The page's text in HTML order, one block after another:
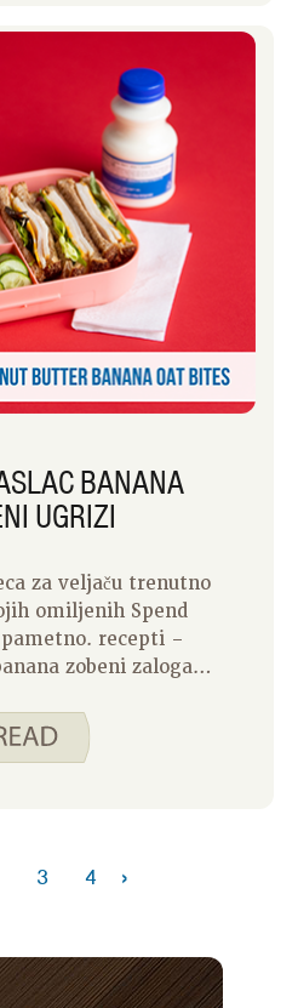
pronaći nešto što
BANANA
UGRIZI
za veljaču trenutno
omiljenih Spend
recepti –
zobeni zalogaji.
jaje, malo
za pecivo, zob i
popularni u mom
bili super hladni u
3 4 ›